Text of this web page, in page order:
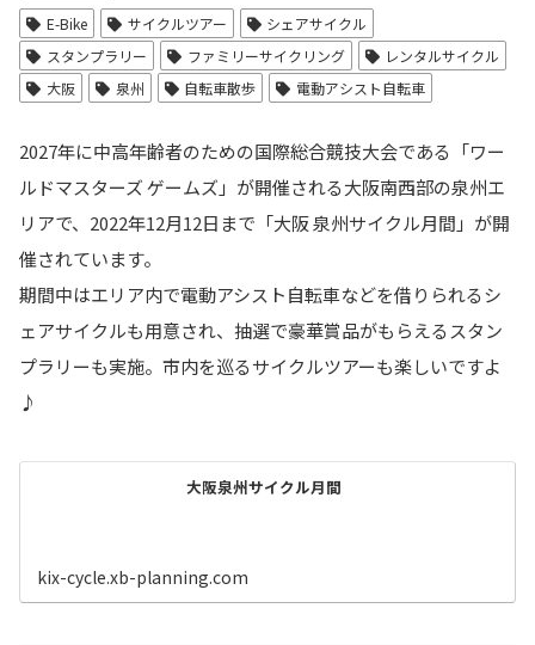
E-Bike サイクルツアー
シェアサイクル
スタンプラリー
ファミリーサイクリング
レンタルサイクル
大阪
泉州 自転車散歩 電動アシスト自転車
2027年に中高年齢者のための国際総合競技大会である「ワー
ルドマスターズ ゲームズ」が開催される大阪南西部の泉州エ
リアで、2022年12月12日まで「大阪 泉州サイクル月間」が開
催されています。
期間中はエリア内で電動アシスト自転車などを借りられるシ
ェアサイクルも用意され、抽選で豪華賞品がもらえるスタン
プラリーも実施。市内を巡るサイクルツアーも楽しいですよ
♪
大阪泉州サイクル月間
kix-cycle.xb-planning.com